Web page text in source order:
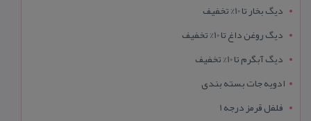
دیگ بخار تا 10% تخفیف
دیگ روغن داغ تا 10% تخفیف
دیگ آبگرم تا 10% تخفیف
ادویه جات بسته بندی
فلفل قرمز درجه 1